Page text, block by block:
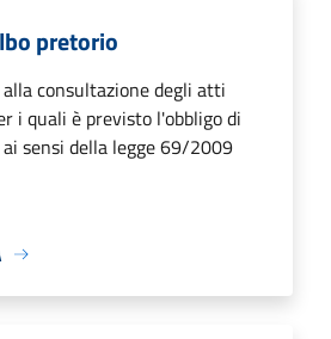
pretorio
consultazione degli atti
i quali è previsto l'obbligo di
sensi della legge 69/2009